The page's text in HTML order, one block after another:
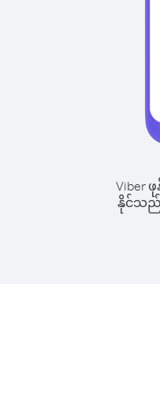
Viber
နိုင်သည်